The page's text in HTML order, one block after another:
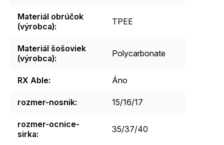
Materiál obrúčok
(výrobca): TPEE
Materiál šošoviek
(výrobca): Polycarbonate
RX Able: Áno
rozmer-nosnik: 15/16/17
rozmer-ocnice-
sirka: 35/37/40